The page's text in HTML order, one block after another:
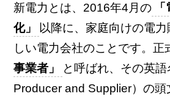
新電力とは、2016年4月の
化」
以降に、家庭向けの電
しい電力会社のことです。正
事業者」
と呼ばれ、その英
Producer and Supplier）の頭